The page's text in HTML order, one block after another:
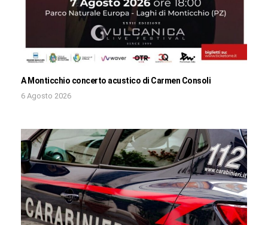
A Monticchio concerto acustico di Carmen Consoli
6 Agosto 2026